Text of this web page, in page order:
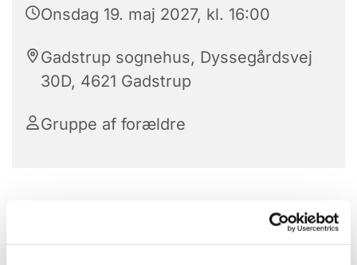
Onsdag 19. maj 2027, kl. 16:00
Gadstrup sognehus, Dyssegårdsvej
30D, 4621 Gadstrup
Gruppe af forældre
Vil du være med til at dele både de sjove, skøre
og måske overraskende oplevelser og erkendelser
ved at have et barn med en psykiatrisk diagnose.